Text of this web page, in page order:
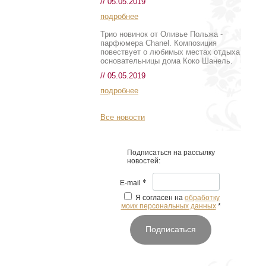
подробнее
Трио новинок от Оливье Польжа -
парфюмера Chanel. Композиция
повествует о любимых местах отдыха
основательницы дома Коко Шанель.
// 05.05.2019
подробнее
Все новости
Подписаться на рассылку
новостей:
E-mail *
Я согласен на обработку
моих персональных данных *
Подписаться